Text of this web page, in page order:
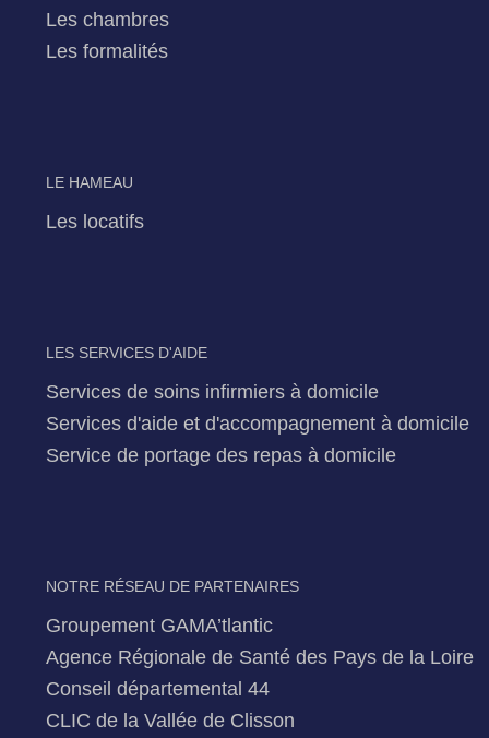
Les chambres
Les formalités
LE HAMEAU
Les locatifs
LES SERVICES D'AIDE
Services de soins infirmiers à domicile
Services d'aide et d'accompagnement à domicile
Service de portage des repas à domicile
NOTRE RÉSEAU DE PARTENAIRES
Groupement GAMA’tlantic
Agence Régionale de Santé des Pays de la Loire
Conseil départemental 44
CLIC de la Vallée de Clisson